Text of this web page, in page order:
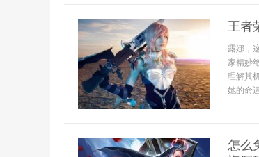
王者
露娜，
家精妙
理解其
她的命
怎么